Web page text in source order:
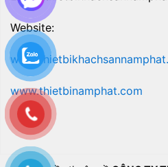
Website:
www.thietbinamphat.com